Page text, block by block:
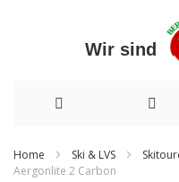
Wir
zum
Home Ski & LVS
Aergonlite 2 Carbon